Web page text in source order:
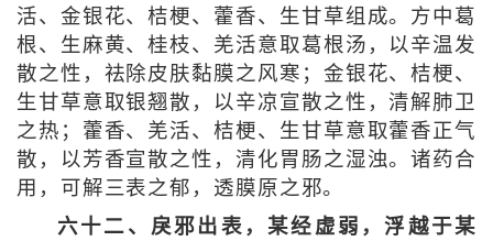
活、金银花、桔梗、藿香、生甘草组成。方中葛
根、生麻黄、桂枝、羌活意取葛根汤，以辛温发
散之性，祛除皮肤黏膜之风寒；金银花、桔梗、
生甘草意取银翘散，以辛凉宣散之性，清解肺卫
之热；藿香、羌活、桔梗、生甘草意取藿香正气
散，以芳香宣散之性，清化胃肠之湿浊。诸药合
用，可解三表之郁，透膜原之邪。
六十二、戾邪出表，某经虚弱，浮越于某